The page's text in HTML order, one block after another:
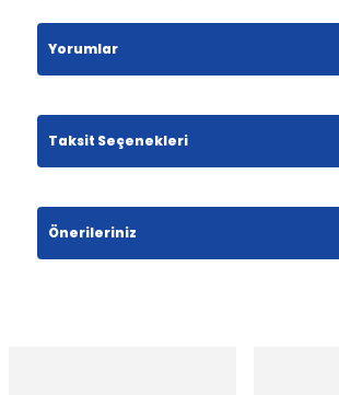
Yorumlar
Bu ürüne ilk yorumu siz yapın!
Yorum Yaz
Taksit Seçenekleri
Önerileriniz